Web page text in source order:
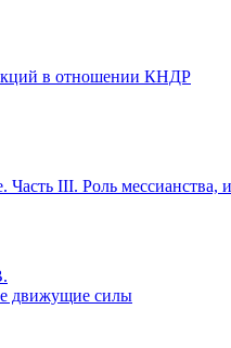
в отношении КНДР
III. Роль мессианства,
движущие силы